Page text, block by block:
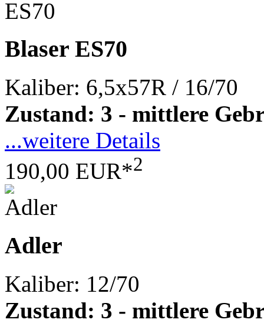
Blaser ES70
Kaliber: 6,5x57R / 16/70
Zustand: 3 - mittlere
...weitere Details
190,00 EUR*2
Adler
Kaliber: 12/70
Zustand: 3 - mittlere